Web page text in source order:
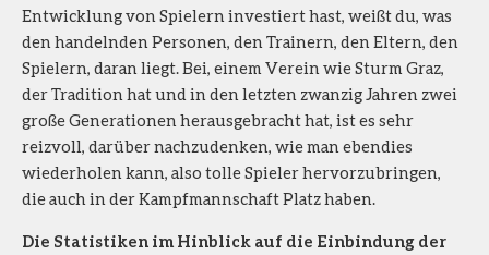
Entwicklung von Spielern investiert hast, weißt du, was
den handelnden Personen, den Trainern, den Eltern, den
Spielern, daran liegt. Bei, einem Verein wie Sturm Graz,
der Tradition hat und in den letzten zwanzig Jahren zwei
große Generationen herausgebracht hat, ist es sehr
reizvoll, darüber nachzudenken, wie man ebendies
wiederholen kann, also tolle Spieler hervorzubringen,
die auch in der Kampfmannschaft Platz haben.
Die Statistiken im Hinblick auf die Einbindung der